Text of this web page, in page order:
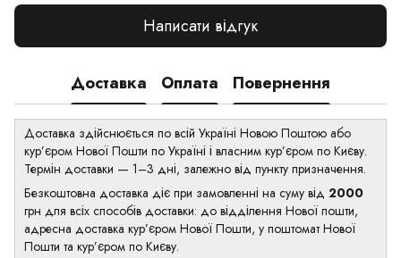
Написати відгук
Доставка Оплата Повернення
Доставка здійснюється по всій Україні Новою Поштою або
кур’єром Нової Пошти по Україні і власним кур’єром по Києву.
Термін доставки — 1–3 дні, залежно від пункту призначення.
Безкоштовна доставка діє при замовленні на суму від 2000
грн для всіх способів доставки: до відділення Нової пошти,
адресна доставка кур’єром Нової Пошти, у поштомат Нової
Пошти та кур’єром по Києву.